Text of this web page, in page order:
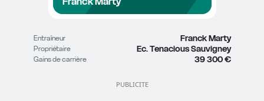
Entraîneur Franck Marty
Propriétaire Ec. Tenacious Sauvigney
Gains de carrière 39 300 €